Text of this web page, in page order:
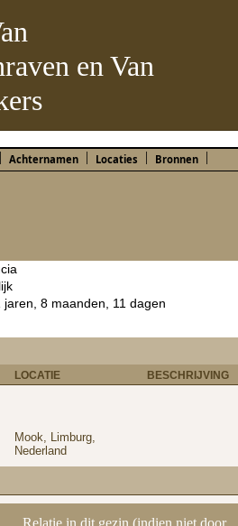
en Van
Achternamen Locaties Bronnen
jaren, 8 maanden, 11 dagen
LOCATIE BESCHRIJVING
Mook, Limburg,
Nederland